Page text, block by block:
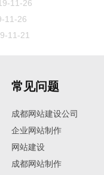
11-26
11-26
11-21
常见问题
成都网站建设公司
企业网站制作
网站建设
成都网站制作